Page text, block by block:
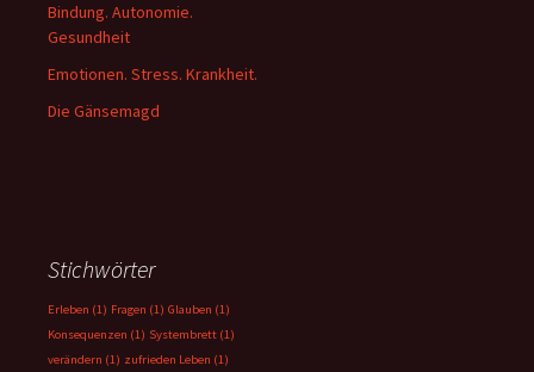
Bindung. Autonomie.
Gesundheit
Emotionen. Stress. Krankheit.
Die Gänsemagd
Stichwörter
Erleben (1) Fragen (1) Glauben (1)
Konsequenzen (1) Systembrett (1)
verändern (1) zufrieden Leben (1)